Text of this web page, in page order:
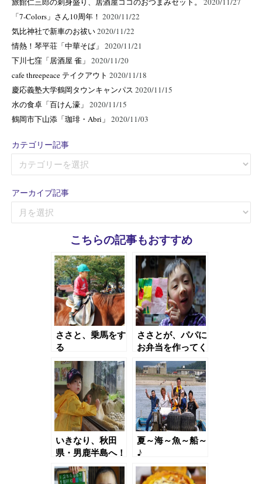
「7-Colors」さん10周年！ 2020/11/22
気比神社で新車のお祓い2020/11/22
情熱！琴平荘「中華そば」 2020/11/21
下川七窪「居酒屋 雀」 2020/11/20
cafe threepeace テイクアウト 2020/11/18
慶応義塾大学鶴岡タウンキャンパス 2020/11/15
水の食卓「百けん濠」 2020/11/15
鶴岡市下山添「珈琲・Abri」 2020/11/03
カテゴリー記事
テ
リ
記
アーカイブ記事
ー
こちらの記事もおすすめ
ささと、乗馬をす
る
ささとが、パパに
お弁当を作ってく
れた
いきなり、秋田
県・男鹿半島へ！
（２日目）
夏～海～魚～船～
♪